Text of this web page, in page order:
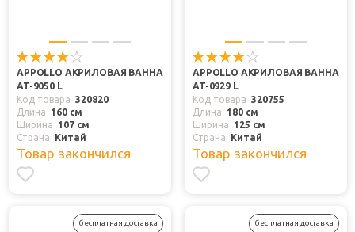
APPOLLO АКРИЛОВАЯ ВАННА
AT-9050 L
Код товара 320820
Длина
160 см
Ширина
107 см
Страна
Китай
Товар закончился
APPOLLO АКРИЛОВАЯ ВАННА
AT-0929 L
Код товара 320755
Длина
180 см
Ширина
125 см
Страна
Китай
Товар закончился
бесплатная доставка бесплатная доставка